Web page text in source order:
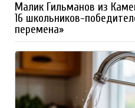
Малик Гильманов из
16 школьников-
перемена»